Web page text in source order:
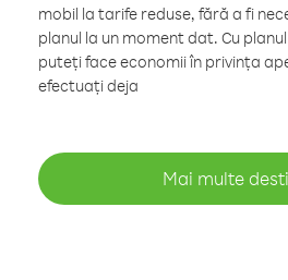
mobil la tarife reduse, fără a fi
planul la un moment dat. Cu
puteți face economii în privința
efectuați deja
Mai multe